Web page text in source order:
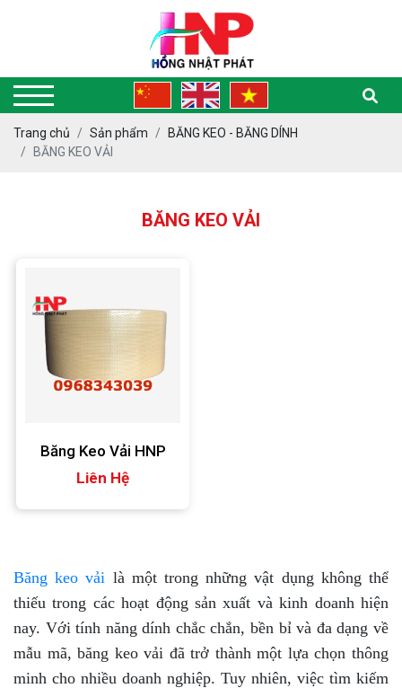
Trang chủ Sản phẩm
BĂNG KEO - BĂNG DÍNH
BĂNG KEO VẢI
BĂNG KEO VẢI
Băng Keo Vải HNP
Liên Hệ
Băng keo vải là một trong những vật dụng không thể
thiếu trong các hoạt động sản xuất và kinh doanh hiện
nay. Với tính năng dính chắc chắn, bền bỉ và đa dạng về
mẫu mã, băng keo vải đã trở thành một lựa chọn thông
minh cho nhiều doanh nghiệp. Tuy nhiên, việc tìm kiếm